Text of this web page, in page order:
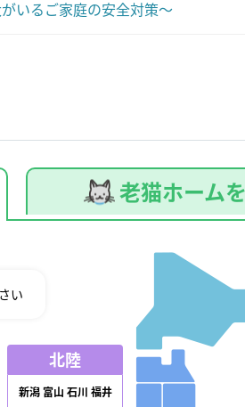
いるご家庭の安全対策～
老猫ホーム
い
北陸
新潟 富山 石川 福井